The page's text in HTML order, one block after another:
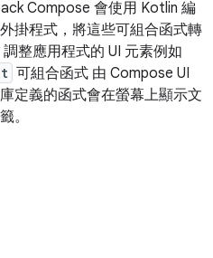
Compose 會使用 Kotlin 編
掛程式，將這些可組合函式轉
整應用程式的 UI 元素例如
可組合函式 由 Compose UI
定義的函式會在螢幕上顯示文
。